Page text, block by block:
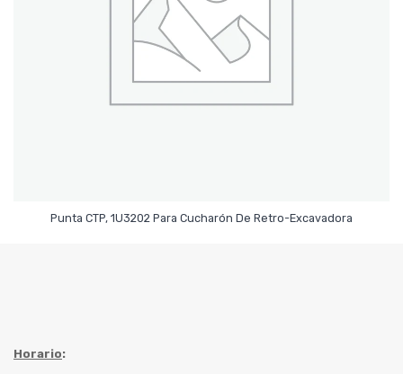
Punta CTP, 1U3202 Para Cucharón De Retro-Excavadora
Horario: